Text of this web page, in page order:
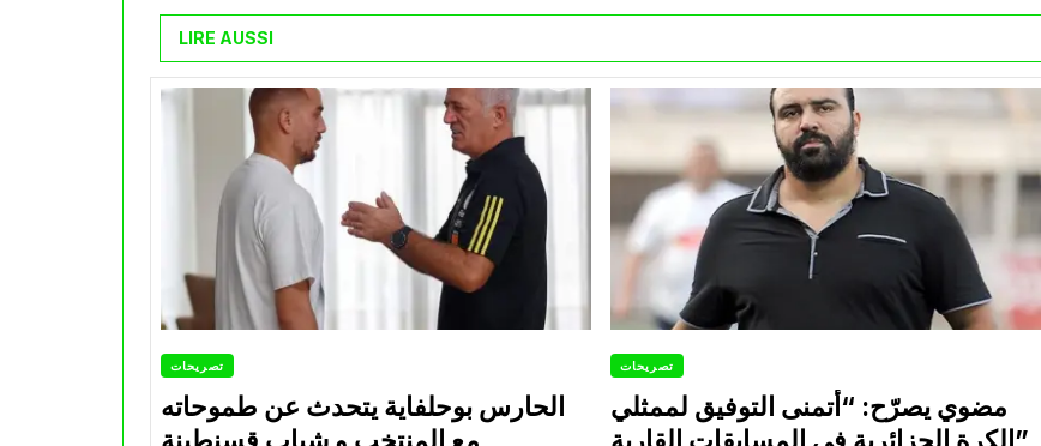
LIRE AUSSI
تصريحات
الحارس بوحلفاية يتحدث عن طموحاته
تصريحات
مضوي يصرّح: “أتمنى التوفيق لممثلي